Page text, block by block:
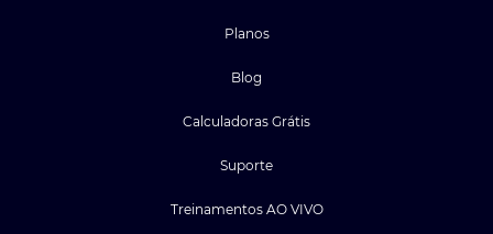
Planos
Blog
Calculadoras Grátis
Suporte
Treinamentos AO VIVO